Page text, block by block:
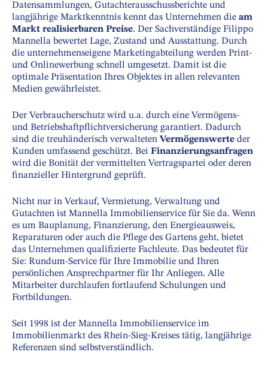
Datensammlungen, Gutachterausschussberichte und
langjährige Marktkenntnis kennt das Unternehmen die am
Markt realisierbaren Preise. Der Sachverständige Filippo
Mannella bewertet Lage, Zustand und Ausstattung. Durch
die unternehmenseigene Marketingabteilung werden Print-
und Onlinewerbung schnell umgesetzt. Damit ist die
optimale Präsentation Ihres Objektes in allen relevanten
Medien gewährleistet.
Der Verbraucherschutz wird u.a. durch eine Vermögens-
und Betriebshaftpflichtversicherung garantiert. Dadurch
sind die treuhänderisch verwalteten Vermögenswerte der
Kunden umfassend geschützt. Bei Finanzierungsanfragen
wird die Bonität der vermittelten Vertragspartei oder deren
finanzieller Hintergrund geprüft.
Nicht nur in Verkauf, Vermietung, Verwaltung und
Gutachten ist Mannella Immobilienservice für Sie da. Wenn
es um Bauplanung, Finanzierung, den Energieausweis,
Reparaturen oder auch die Pflege des Gartens geht, bietet
das Unternehmen qualifizierte Fachleute. Das bedeutet für
Sie: Rundum-Service für Ihre Immobilie und Ihren
persönlichen Ansprechpartner für Ihr Anliegen. Alle
Mitarbeiter durchlaufen fortlaufend Schulungen und
Fortbildungen.
Seit 1998 ist der Mannella Immobilienservice im
Immobilienmarkt des Rhein-Sieg-Kreises tätig, langjährige
Referenzen sind selbstverständlich.